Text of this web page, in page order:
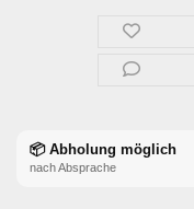
📦 Abholung möglich
nach Absprache